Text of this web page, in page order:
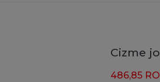
Cizme
486,85